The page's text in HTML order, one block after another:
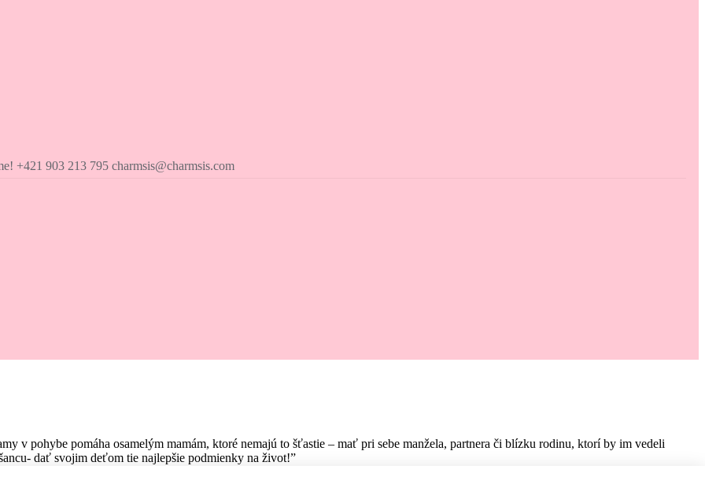
+421 903 213 795 charmsis@charmsis.com
v pohybe pomáha osamelým mamám, ktoré nemajú to šťastie – mať pri sebe manžela, partnera či blízku rodinu, ktorí by im vedeli
dať svojim deťom tie najlepšie podmienky na život!”